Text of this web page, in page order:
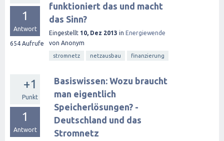
1
Antwort
654 Aufrufe
funktioniert das und macht
das Sinn?
Eingestellt 10, Dez 2013 in Energiewende
von Anonym
stromnetz netzausbau finanzierung
+1
Punkt
1
Antwort
Basiswissen: Wozu braucht
man eigentlich
Speicherlösungen? -
Deutschland und das
Stromnetz